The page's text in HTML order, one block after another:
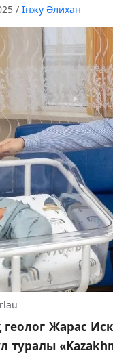
/ Інжу Әлихан
геолог Жарас
туралы